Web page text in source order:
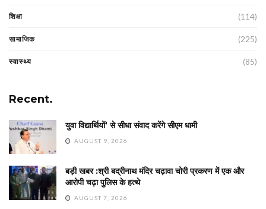
शिक्षा (114)
सामाजिक (225)
स्वास्थ्य (85)
Recent.
युवा विद्यार्थियों’ से सीधा संवाद करेंगे सीएम धामी
AUGUST 9, 2026
बड़ी खबर :श्री बद्रीनाथ मंदिर चढ़ावा चोरी प्रकरण में एक और
आरोपी चढ़ा पुलिस के हत्थे
AUGUST 7, 2026